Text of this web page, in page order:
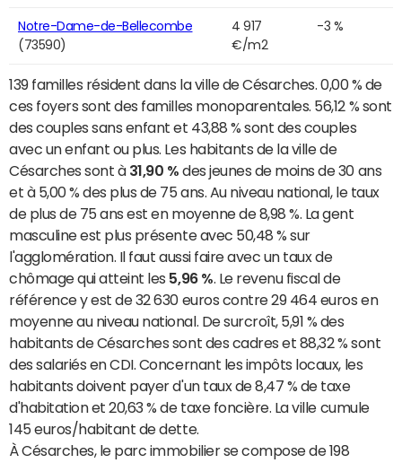
Notre-Dame-de-Bellecombe
(73590)
4 917
€/m2
-3 %
139 familles résident dans la ville de Césarches. 0,00 % de
ces foyers sont des familles monoparentales. 56,12 % sont
des couples sans enfant et 43,88 % sont des couples
avec un enfant ou plus. Les habitants de la ville de
Césarches sont à 31,90 % des jeunes de moins de 30 ans
et à 5,00 % des plus de 75 ans. Au niveau national, le taux
de plus de 75 ans est en moyenne de 8,98 %. La gent
masculine est plus présente avec 50,48 % sur
l'agglomération. Il faut aussi faire avec un taux de
chômage qui atteint les 5,96 %. Le revenu fiscal de
référence y est de 32 630 euros contre 29 464 euros en
moyenne au niveau national. De surcroît, 5,91 % des
habitants de Césarches sont des cadres et 88,32 % sont
des salariés en CDI. Concernant les impôts locaux, les
habitants doivent payer d'un taux de 8,47 % de taxe
d'habitation et 20,63 % de taxe foncière. La ville cumule
145 euros/habitant de dette.
À Césarches, le parc immobilier se compose de 198